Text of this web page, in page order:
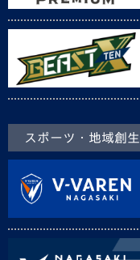
スポーツ・地域創